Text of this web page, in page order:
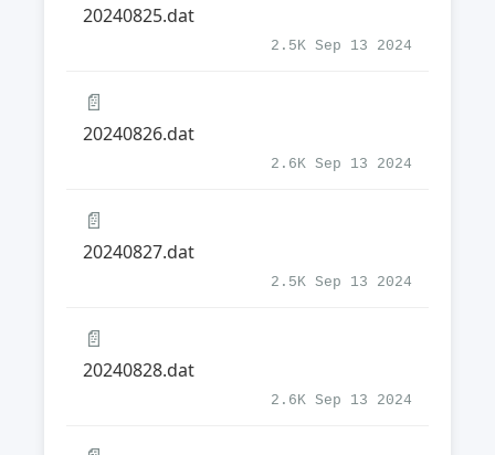
20240825.dat
2.5K Sep 13 2024
📄
20240826.dat
2.6K Sep 13 2024
📄
20240827.dat
2.5K Sep 13 2024
📄
20240828.dat
2.6K Sep 13 2024